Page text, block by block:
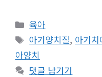
카
테
고
리
육아
태
그
아기양치질, 아기치
아양치
댓글 남기기